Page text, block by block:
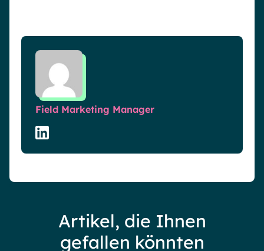
Field Marketing Manager
Artikel, die Ihnen
gefallen könnten